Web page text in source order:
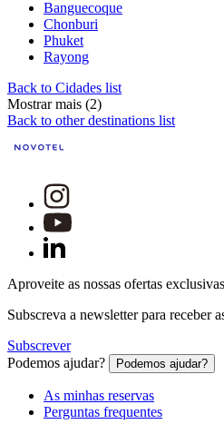
Banguecoque
Chonburi
Phuket
Rayong
Back to Cidades list
Mostrar mais (2)
Back to other destinations list
Aproveite as nossas ofertas exclusivas
Subscreva a newsletter para receber
Subscrever
Podemos ajudar?
Podemos ajudar?
As minhas reservas
Perguntas frequentes